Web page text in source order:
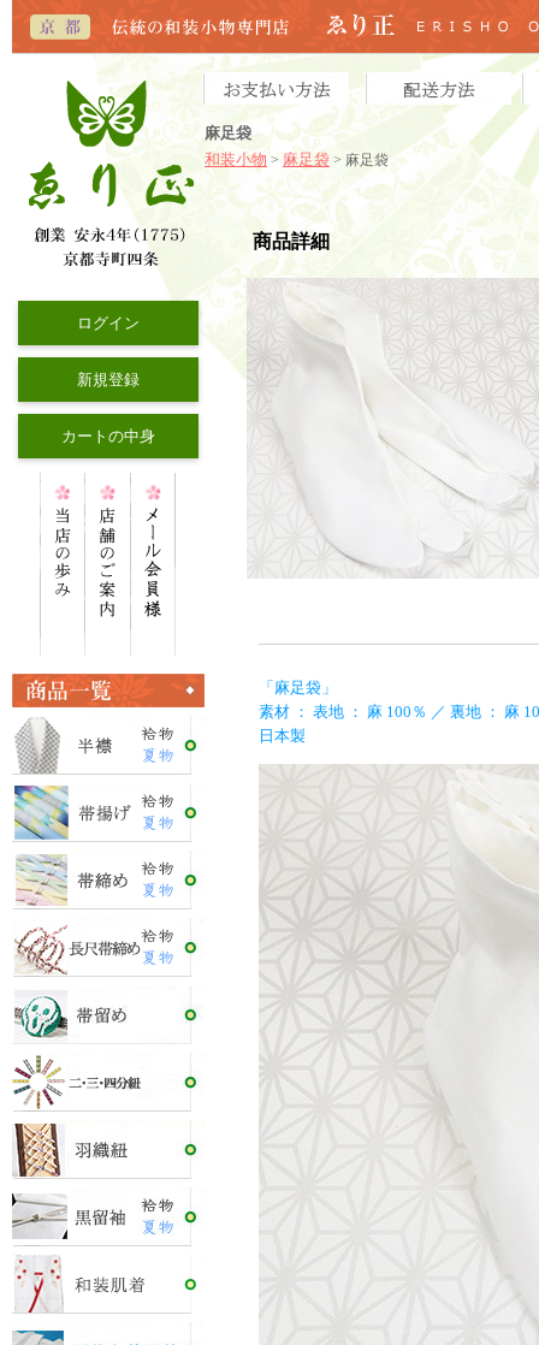
麻足袋
和装小物 > 麻足袋 > 麻足袋
ログイン
新規登録
カートの中身
商品詳細
「麻足袋」
素材 ： 表地 ： 麻 100％ ／ 裏地 ： 麻
日本製